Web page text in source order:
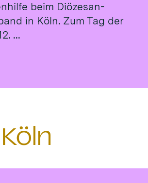
beim Diözesan-
in Köln. Zum Tag der
...